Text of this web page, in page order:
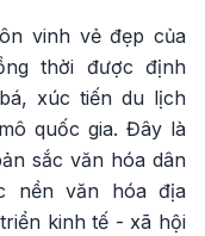
vinh vẻ đẹp của
thời được định
xúc tiến du lịch
quốc gia. Đây là
sắc văn hóa dân
nền văn hóa địa
kinh tế - xã hội